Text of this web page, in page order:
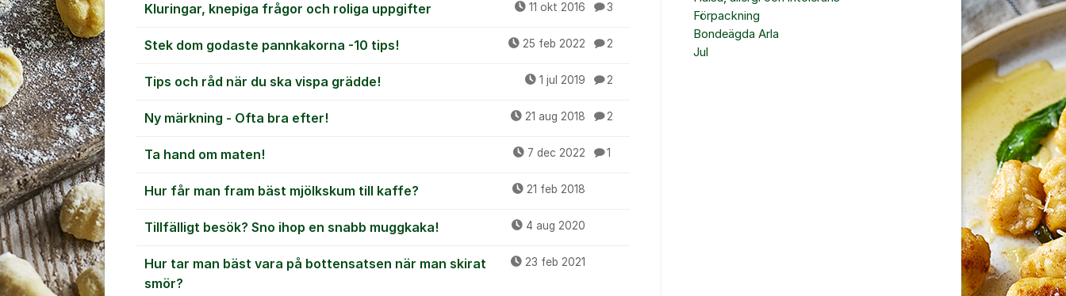
Kluringar, knepiga frågor och roliga uppgifter 11 okt 2016 3
Stek dom godaste pannkakorna -10 tips! 25 feb 2022 2
Tips och råd när du ska vispa grädde! 1 jul 2019 2
Ny märkning - Ofta bra efter! 21 aug 2018 2
Ta hand om maten! 7 dec 2022 1
Hur får man fram bäst mjölkskum till kaffe? 21 feb 2018
Tillfälligt besök? Sno ihop en snabb muggkaka! 4 aug 2020
Hur tar man bäst vara på bottensatsen när man skirat
smör?
23 feb 2021
Förpackning
Bondeägda Arla
Jul